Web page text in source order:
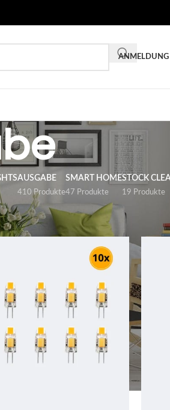
ANMELDUNG
AUSGABE
410 Produkte
SMART HOME
47 Produkte
STOCK
19 Produkte
anzeigen 9 12 18